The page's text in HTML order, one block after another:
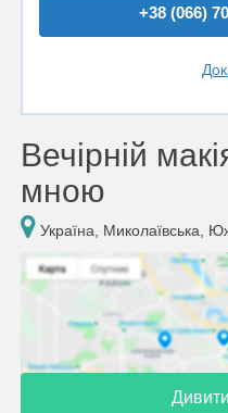
+38 (066)
Вечірній
мною
Україна, Миколаївська,